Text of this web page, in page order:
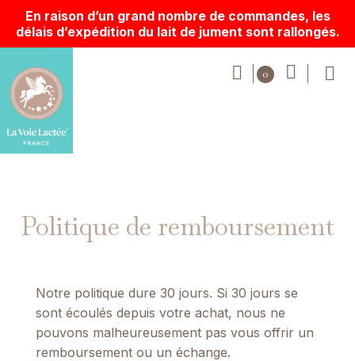
En raison d’un grand nombre de commandes, les
délais d’expédition du lait de jument sont rallongés.
Politique de remboursement
Notre politique dure 30 jours. Si 30 jours se
sont écoulés depuis votre achat, nous ne
pouvons malheureusement pas vous offrir un
remboursement ou un échange.